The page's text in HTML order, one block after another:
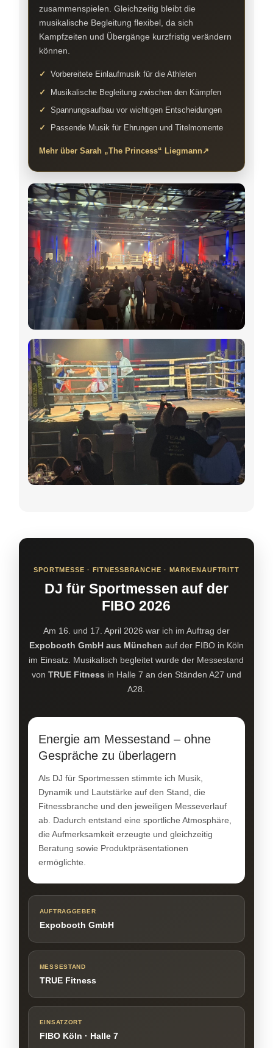
zusammenspielen. Gleichzeitig bleibt die
musikalische Begleitung flexibel, da sich
Kampfzeiten und Übergänge kurzfristig verändern
können.
Vorbereitete Einlaufmusik für die Athleten
Musikalische Begleitung zwischen den Kämpfen
Spannungsaufbau vor wichtigen Entscheidungen
Passende Musik für Ehrungen und Titelmomente
Mehr über Sarah „The Princess“ Liegmann↗
SPORTMESSE · FITNESSBRANCHE · MARKENAUFTRITT
DJ für Sportmessen auf der
FIBO 2026
Am 16. und 17. April 2026 war ich im Auftrag der
Expobooth GmbH aus München auf der FIBO in Köln
im Einsatz. Musikalisch begleitet wurde der Messestand
von TRUE Fitness in Halle 7 an den Ständen A27 und
A28.
Energie am Messestand – ohne
Gespräche zu überlagern
Als DJ für Sportmessen stimmte ich Musik,
Dynamik und Lautstärke auf den Stand, die
Fitnessbranche und den jeweiligen Messeverlauf
ab. Dadurch entstand eine sportliche Atmosphäre,
die Aufmerksamkeit erzeugte und gleichzeitig
Beratung sowie Produktpräsentationen
ermöglichte.
AUFTRAGGEBER
Expobooth GmbH
MESSESTAND
TRUE Fitness
EINSATZORT
FIBO Köln · Halle 7